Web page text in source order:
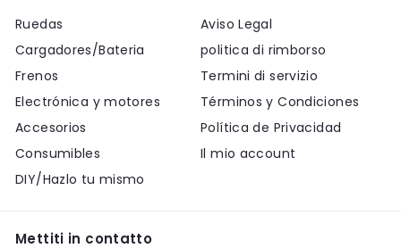
Ruedas
Cargadores/Bateria
Frenos
Electrónica y motores
Accesorios
Consumibles
DIY/Hazlo tu mismo
Aviso Legal
politica di rimborso
Termini di servizio
Términos y Condiciones
Política de Privacidad
Il mio account
Mettiti in contatto